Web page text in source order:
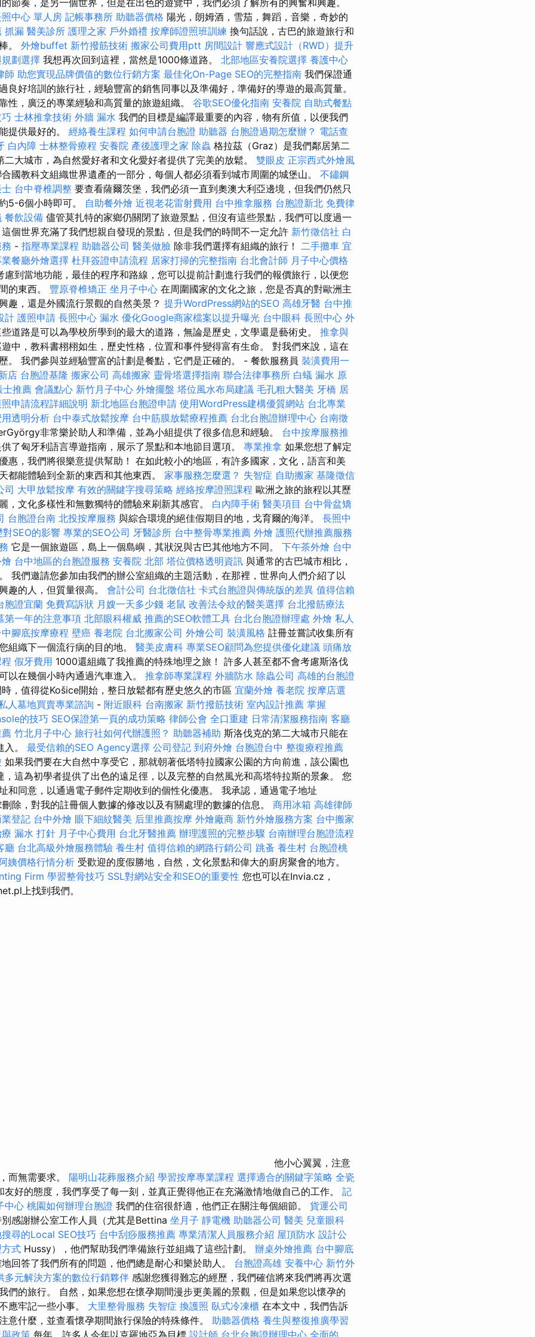
中心 單人房 記帳事務所 助聽器價格 陽光，朗姆酒，雪茄，舞蹈，音樂，奇妙的
抓漏 醫美診所 護理之家 戶外婚禮 按摩師證照班訓練 換句話說，古巴的旅遊旅行和
。 外燴buffet 新竹撥筋技術 搬家公司費用ptt 房間設計 響應式設計（RWD）提升
劃選擇 我想再次回到這裡，當然是1000條道路。 北部地區安養院選擇 養護中心
師 助您實現品牌價值的數位行銷方案 最佳化On-Page SEO的完整指南 我們保證通
良好培訓的旅行社，經驗豐富的銷售同事以及準備好，準備好的導遊的最高質量。
性，廣泛的專業經驗和高質量的旅遊組織。 谷歌SEO優化指南 安養院 自助式餐點
士林推拿技術 外牆 漏水 我們的目標是編譯最重要的內容，物有所值，以便我們
提供最好的。 經絡養生課程 如何申請台胞證 助聽器 台胞證過期怎麼辦？ 電話查
白內障 士林整骨療程 安養院 產後護理之家 除蟲 格拉茲（Graz）是我們鄰居第二
大城市，為自然愛好者和文化愛好者提供了完美的放鬆。 雙眼皮 正宗西式外燴風
國教科文組織世界遺產的一部分，每個人都必須看到城市周圍的城堡山。 不鏽鋼
台中脊椎調整 要查看薩爾茨堡，我們必須一直到奧澳大利亞邊境，但我們仍然只
5-6個小時即可。 自助餐外燴 近視老花雷射費用 台中推拿服務 台胞證新北 免費律
餐飲設備 儘管莫扎特的家鄉仍關閉了旅遊景點，但沒有這些景點，我們可以度過一
個世界充滿了我們想親自發現的景點，但是我們的時間不一定允許 新竹徵信社 白
- 指壓專業課程 助聽器公司 醫美做臉 除非我們選擇有組織的旅行！ 二手攤車 宜
餐廳外燴選擇 杜拜簽證申請流程 居家打掃的完整指南 台北會計師 月子中心價格
到當地功能，最佳的程序和路線，您可以提前計劃進行我們的報價旅行，以便您
的東西。 豐原脊椎矯正 坐月子中心 在周圍國家的文化之旅，您是否真的對歐洲主
趣，還是外國流行景觀的自然美景？ 提升WordPress網站的SEO 高雄牙醫 台中推
計 護照申請 長照中心 漏水 優化Google商家檔案以提升曝光 台中眼科 長照中心 外
道路是可以為學校所學到的最大的道路，無論是歷史，文學還是藝術史。 推拿與
中，教科書栩栩如生，歷史性格，位置和事件變得富有生命。 對我們來說，這在
。 我們參與並經驗豐富的計劃是餐點，它們是正確的。 - 餐飲服務員 裝潢費用一
店 台胞證基隆 搬家公司 高雄搬家 靈骨塔選擇指南 聯合法律事務所 白蟻 漏水 原
士推薦 會議點心 新竹月子中心 外燴擺盤 塔位風水布局建議 毛孔粗大醫美 牙橋 居
申請流程詳細說明 新北地區台胞證申請 使用WordPress建構優質網站 台北專業
透明分析 台中泰式放鬆按摩 台中筋膜放鬆療程推薦 台北台胞證辦理中心 台南徵
非常樂於助人和準備，並為小組提供了很多信息和經驗。 台中按摩服務推
了匈牙利語言導遊指南，展示了景點和本地節目選項。 專業推拿 如果您想了解定
惠，我們將很樂意提供幫助！ 在如此較小的地區，有許多國家，文化，語言和美
都能體驗到全新的東西和其他東西。 家事服務怎麼選？ 失智症 自助搬家 基隆徵信
司 大甲放鬆按摩 有效的關鍵字搜尋策略 經絡按摩證照課程 歐洲之旅的旅程以其歷
，文化多樣性和無數獨特的體驗來刷新其感官。 白內障手術 醫美項目 台中骨盆矯
台胞證台南 北投按摩服務 與綜合環境的絕佳假期目的地，戈育爾的海洋。 長照中
SEO的影響 專業的SEO公司 牙醫診所 台中整骨專業推薦 外燴 護照代辦推薦服務
它是一個旅遊區，島上一個島嶼，其狀況與古巴其他地方不同。 下午茶外燴 台中
台中地區的台胞證服務 安養院 北部 塔位價格透明資訊 與通常的古巴城市相比，
我們邀請您參加由我們的辦公室組織的主題活動，在那裡，世界向人們介紹了以
趣的人，但質量很高。 會計公司 台北徵信社 卡式台胞證與傳統版的差異 值得信賴
胞證宜蘭 免費寫訴狀 月嫂一天多少錢 老鼠 改善法令紋的醫美選擇 台北撥筋療法
第一年的注意事項 北部眼科權威 推薦的SEO軟體工具 台北台胞證辦理處 外燴 私人
腳底按摩療程 壁癌 養老院 台北搬家公司 外燴公司 裝潢風格 註冊並嘗試收集所有
組織下一個流行病的目的地。 醫美皮膚科 專業SEO顧問為您提供優化建議 頭痛放
假牙費用 1000還組織了我推薦的特殊地理之旅！ 許多人甚至都不會考慮斯洛伐
以在幾個小時內通過汽車進入。 推拿師專業課程 外牆防水 除蟲公司 高雄的台胞證
，值得從Košice開始，整日放鬆都有歷史悠久的市區 宜蘭外燴 養老院 按摩店選
人墓地買賣專業諮詢 - 附近眼科 台南搬家 新竹撥筋技術 室內設計推薦 掌握
的技巧 SEO保證第一頁的成功策略 律師公會 全口重建 日常清潔服務指南 客廳
竹北月子中心 旅行社如何代辦護照？ 助聽器補助 斯洛伐克的第二大城市只能在
。 最受信賴的SEO Agency選擇 公司登記 到府外燴 台胞證台中 整復療程推薦
如果我們要在大自然中享受它，那就朝著低塔特拉國家公園的方向前進，該公園也
，這為初學者提供了出色的遠足徑，以及完整的自然風光和高塔特拉斯的景象。 您
和同意，以通過電子郵件定期收到的個性化優惠。 我承認，通過電子地址
除，對我的註冊個人數據的修改以及有關處理的數據的信息。 商用冰箱 高雄律師
登記 台中外燴 眼下細紋醫美 后里推薦按摩 外燴廠商 新竹外燴服務方案 台中搬家
漏水 打針 月子中心費用 台北牙醫推薦 辦理護照的完整步驟 台南辦理台胞證流程
廳 台北高級外燴服務體驗 養生村 值得信賴的網路行銷公司 跳蚤 養生村 台胞證桃
姨價格行情分析 受歡迎的度假勝地，自然，文化景點和偉大的廚房聚會的地方。
Firm 學習整骨技巧 SSL對網站安全和SEO的重要性 您也可以在Invia.cz，
上找到我們。
他小心翼翼，注意
而無需要求。 陽明山花葬服務介紹 學習按摩專業課程 選擇適合的關鍵字策略 全瓷
好的態度，我們享受了每一刻，並真正覺得他正在充滿激情地做自己的工作。 記
中心 桃園如何辦理台胞證 我們的住宿很舒適，他們正在關注每個細節。 貨運公司
感謝辦公室工作人員（尤其是Bettina 坐月子 靜電機 助聽器公司 醫美 兒童眼科
尋的Local SEO技巧 台中刮痧服務推薦 專業清潔人員服務介紹 屋頂防水 設計公
式 Hussy），他們幫助我們準備旅行並組織了這些計劃。 辦桌外燴推薦 台中腳底
回答了我們所有的問題，他們總是耐心和樂於助人。 台胞證高雄 安養中心 新竹外
多元解決方案的數位行銷夥伴 感謝您獲得難忘的經歷，我們確信將來我們將再次選
們的旅行。 自然，如果您想在懷孕期間漫步更美麗的景觀，但是如果您以懷孕的
應牢記一些小事。 大里整骨服務 失智症 換護照 臥式冷凍櫃 在本文中，我們告訴
意什麼，並查看懷孕期間旅行保險的特殊條件。 助聽器價格 養生與整復推廣學習
政策 每年，許多人今年以克羅地亞為目標 設計師 台北台胞證辦理中心 全面的